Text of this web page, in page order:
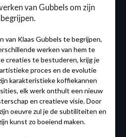
van Gubbels om zijn
van Klaas Gubbels te begrijpen,
werken van hem te
creaties te bestuderen, krijg je
proces en de evolutie
karakteristieke koffiekannen
elk werk onthult een nieuw
en creatieve visie. Door
oeuvre zul je de subtiliteiten en
kunst zo boeiend maken.